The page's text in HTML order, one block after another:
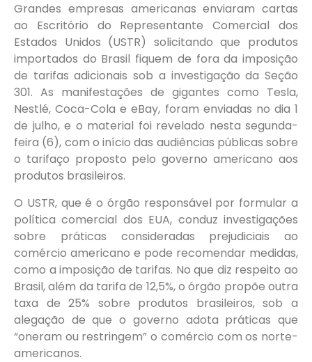
Grandes empresas americanas enviaram cartas
ao Escritório do Representante Comercial dos
Estados Unidos (USTR) solicitando que produtos
importados do Brasil fiquem de fora da imposição
de tarifas adicionais sob a investigação da Seção
301. As manifestações de gigantes como Tesla,
Nestlé, Coca-Cola e eBay, foram enviadas no dia 1
de julho, e o material foi revelado nesta segunda-
feira (6), com o início das audiências públicas sobre
o tarifaço proposto pelo governo americano aos
produtos brasileiros.
O USTR, que é o órgão responsável por formular a
política comercial dos EUA, conduz investigações
sobre práticas consideradas prejudiciais ao
comércio americano e pode recomendar medidas,
como a imposição de tarifas. No que diz respeito ao
Brasil, além da tarifa de 12,5%, o órgão propõe outra
taxa de 25% sobre produtos brasileiros, sob a
alegação de que o governo adota práticas que
“oneram ou restringem” o comércio com os norte-
americanos.